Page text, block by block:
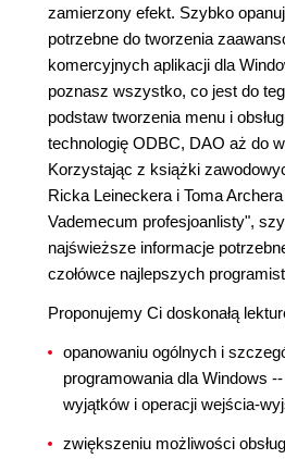
zamierzony efekt. Szybko
potrzebne do tworzenia
komercyjnych aplikacji dla
poznasz wszystko, co jest do
podstaw tworzenia menu i
technologię ODBC, DAO aż do
Korzystając z książki
Ricka Leineckera i Toma
Vademecum profesjoanlisty",
najświeższe informacje
czołówce najlepszych
Proponujemy Ci doskonałą
opanowaniu ogólnych i
programowania dla Windows
wyjątków i operacji wejścia-
zwiększeniu możliwości